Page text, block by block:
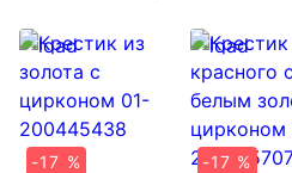
-17 %
-17 %